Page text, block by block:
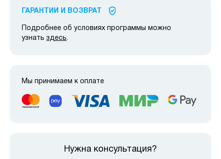
ГАРАНТИИ И ВОЗВРАТ
Подробнее об условиях программы можно
узнать здесь.
Мы принимаем к оплате
Нужна консультация?